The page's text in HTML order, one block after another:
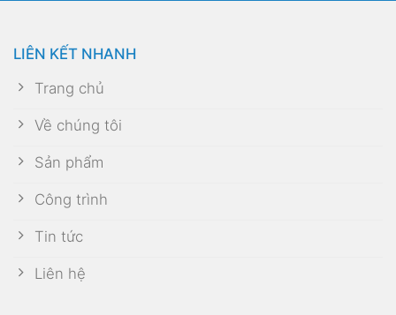
LIÊN KẾT NHANH
Trang chủ
Về chúng tôi
Sản phẩm
Công trình
Tin tức
Liên hệ